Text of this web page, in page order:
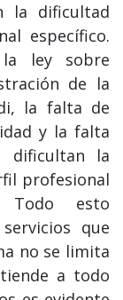
la dificultad
específico.
ley sobre
de la
la falta de
y la falta
dificultan la
profesional
Todo esto
que
no se limita
a todo